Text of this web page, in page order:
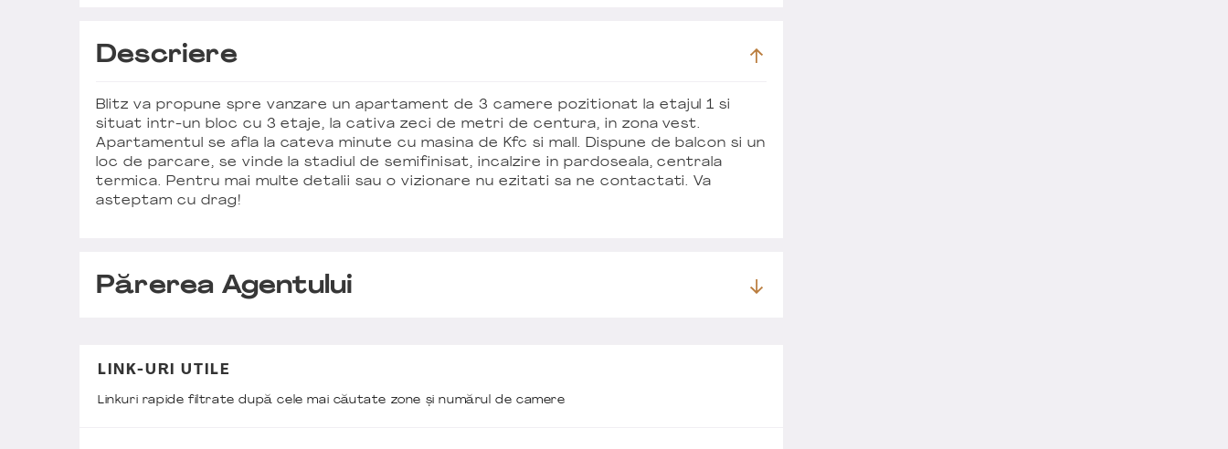
Descriere
Blitz va propune spre vanzare un apartament de 3 camere pozitionat la etajul 1 si
situat intr-un bloc cu 3 etaje, la cativa zeci de metri de centura, in zona vest.
Apartamentul se afla la cateva minute cu masina de Kfc si mall. Dispune de balcon si un
loc de parcare, se vinde la stadiul de semifinisat, incalzire in pardoseala, centrala
termica. Pentru mai multe detalii sau o vizionare nu ezitati sa ne contactati. Va
asteptam cu drag!
Părerea Agentului
LINK-URI UTILE
Linkuri rapide filtrate după cele mai căutate zone și numărul de camere